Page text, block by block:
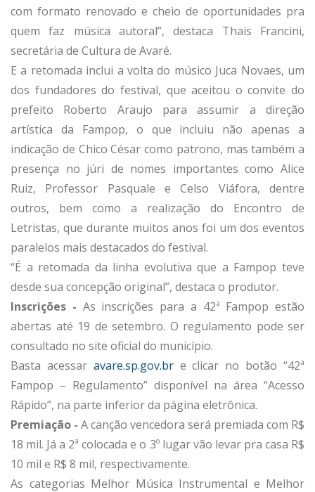
com formato renovado e cheio de oportunidades pra
quem faz música autoral”, destaca Thais Francini,
secretária de Cultura de Avaré.
E a retomada inclui a volta do músico Juca Novaes, um
dos fundadores do festival, que aceitou o convite do
prefeito Roberto Araujo para assumir a direção
artística da Fampop, o que incluiu não apenas a
indicação de Chico César como patrono, mas também a
presença no júri de nomes importantes como Alice
Ruiz, Professor Pasquale e Celso Viáfora, dentre
outros, bem como a realização do Encontro de
Letristas, que durante muitos anos foi um dos eventos
paralelos mais destacados do festival.
“É a retomada da linha evolutiva que a Fampop teve
desde sua concepção original”, destaca o produtor.
Inscrições - As inscrições para a 42ª Fampop estão
abertas até 19 de setembro. O regulamento pode ser
consultado no site oficial do município.
Basta acessar avare.sp.gov.br e clicar no botão “42ª
Fampop – Regulamento” disponível na área “Acesso
Rápido”, na parte inferior da página eletrônica.
Premiação - A canção vencedora será premiada com R$
18 mil. Já a 2ª colocada e o 3º lugar vão levar pra casa R$
10 mil e R$ 8 mil, respectivamente.
As categorias Melhor Música Instrumental e Melhor